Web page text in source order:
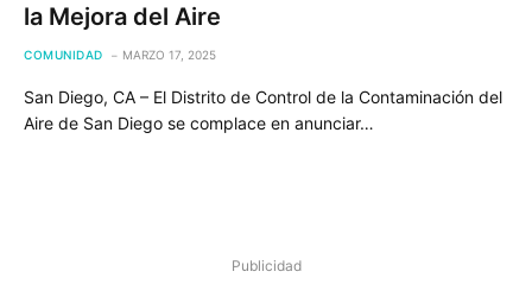
la Mejora del Aire
COMUNIDAD MARZO 17, 2025
San Diego, CA – El Distrito de Control de la Contaminación del
Aire de San Diego se complace en anunciar…
Publicidad